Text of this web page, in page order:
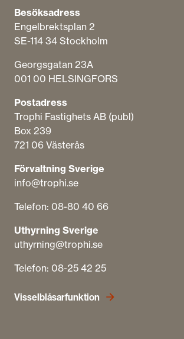
Besöksadress
Engelbrektsplan​ 2
SE-114 34 Stockholm
Georgsgatan 23A
001 00 HELSINGFORS
Postadress
Trophi Fastighets AB (publ)
Box 239
721 06 Västerås
Förvaltning Sverige
info@trophi.se
Telefon: 08-80 40 66
Uthyrning Sverige
uthyrning@trophi.se
Telefon: 08-25 42 25
Visselblåsarfunktion